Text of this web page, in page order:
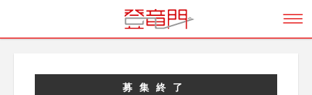
募集終了